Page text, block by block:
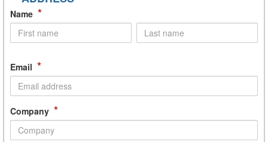
Name *
Email *
Company *